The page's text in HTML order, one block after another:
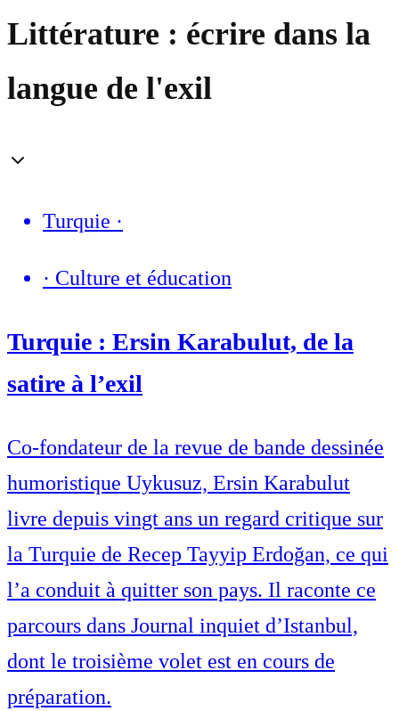
Littérature : écrire dans la
langue de l'exil
Turquie ·
· Culture et éducation
Turquie : Ersin Karabulut, de la
satire à l’exil
Co-fondateur de la revue de bande dessinée
humoristique Uykusuz, Ersin Karabulut
livre depuis vingt ans un regard critique sur
la Turquie de Recep Tayyip Erdoğan, ce qui
l’a conduit à quitter son pays. Il raconte ce
parcours dans Journal inquiet d’Istanbul,
dont le troisième volet est en cours de
préparation.